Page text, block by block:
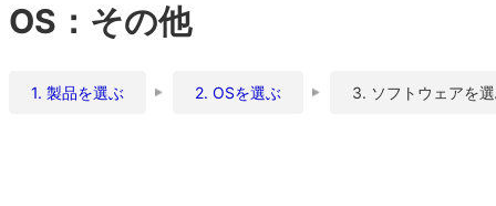
OS：その他
1. 製品を選ぶ 2. OSを選ぶ 3. ソフトウェアを